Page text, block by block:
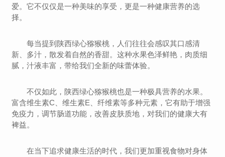
爱。它不仅仅是一种美味的享受，更是一种健康营养的选
择。
每当提到陕西绿心猕猴桃，人们往往会感叹其口感清
新、多汁，散发着自然的香甜。这种水果色泽鲜艳，肉质细
腻，汁液丰富，带给我们全新的味蕾体验。
不仅如此，陕西绿心猕猴桃也是一种极具营养的水果。
富含维生素C、维生素E、纤维素等多种元素，它有助于增强
免疫力，调节肠道功能，改善皮肤质地，对我们的健康大有
裨益。
在当下追求健康生活的时代，我们更加重视食物对身体